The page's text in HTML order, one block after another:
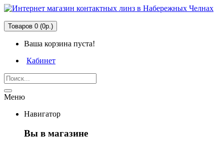
Товаров 0 (0р.)
Ваша корзина пуста!
Кабинет
Меню
Навигатор
Вы в магазине